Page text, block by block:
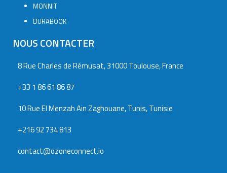
MONNIT
DURABOOK
NOUS CONTACTER
8 Rue Charles de Rémusat, 31000 Toulouse, France
+33 1 86 61 86 87
10 Rue El Menzah Ain Zaghouane, Tunis, Tunisie
+216 92 734 813
contact@ozoneconnect.io